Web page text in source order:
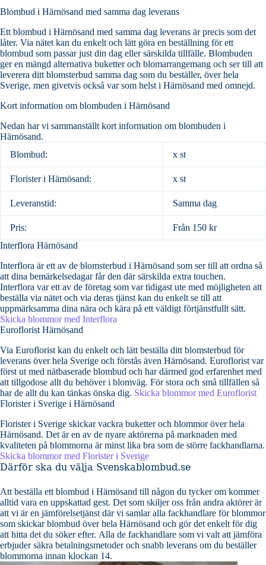
Blombud i Härnösand med samma dag leverans
Ett blombud i Härnösand med samma dag leverans är precis som det
låter. Via nätet kan du enkelt och lätt göra en beställning för ett
blombud som passar just din dag eller särskilda tillfälle. Blombuden
ger en mängd alternativa buketter och blomarrangemang och ser till att
leverera ditt blomsterbud samma dag som du beställer, över hela
Sverige, men givetvis också var som helst i Härnösand med omnejd.
Kort information om blombuden i Härnösand
Nedan har vi sammanställt kort information om blombuden i
Härnösand.
Blombud:
x st
Florister i Härnösand: x st
Leveranstid: Samma dag
Pris:
Från 150 kr
Interflora Härnösand
Interflora är ett av de blomsterbud i Härnösand som ser till att ordna så
att dina bemärkelsedagar får den där särskilda extra touchen.
Interflora var ett av de företag som var tidigast ute med möjligheten att
beställa via nätet och via deras tjänst kan du enkelt se till att
uppmärksamma dina nära och kära på ett väldigt förtjänstfullt sätt.
Skicka blommor med Interflora
Euroflorist Härnösand
Via Euroflorist kan du enkelt och lätt beställa ditt blomsterbud för
leverans över hela Sverige och förstås även Härnösand. Euroflorist var
först ut med nätbaserade blombud och har därmed god erfarenhet med
att tillgodose allt du behöver i blomväg. För stora och små tillfällen så
har de allt du kan tänkas önska dig. Skicka blommor med Euroflorist
Florister i Sverige i Härnösand
Florister i Sverige skickar vackra buketter och blommor över hela
Härnösand. Det är en av de nyare aktörerna på marknaden med
kvaliteten på blommorna är minst lika bra som de större fackhandlarna.
Skicka blommor med Florister i Sverige
Därför ska du välja Svenskablombud.se
Att beställa ett blombud i Härnösand till någon du tycker om kommer
alltid vara en uppskattad gest. Det som skiljer oss från andra aktörer är
att vi är en jämförelsetjänst där vi samlar alla fackhandlare för blommor
som skickar blombud över hela Härnösand och gör det enkelt för dig
att hitta det du söker efter. Alla de fackhandlare som vi valt att jämföra
erbjuder säkra betalningsmetoder och snabb leverans om du beställer
blommorna innan klockan 14.